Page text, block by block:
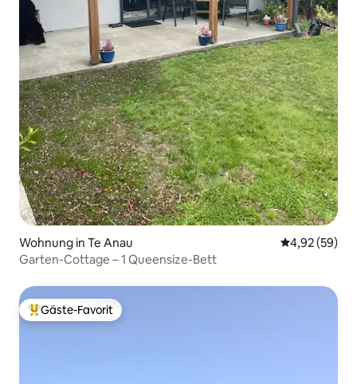
Wohnung in Te Anau
4,92 (59)
Garten-Cottage – 1 Queensize-Bett
Beliebter Gäste-Favorit.
Gäste-Favorit